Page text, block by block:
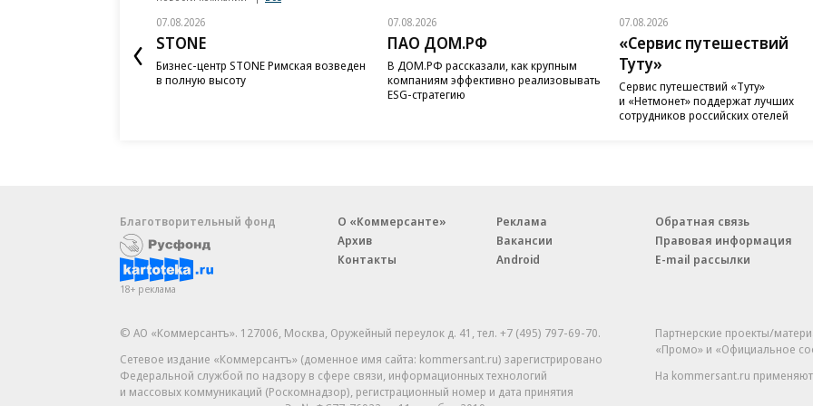
07.08.2026
STONE
Бизнес-центр STONE Римская возведен
в полную высоту
07.08.2026
ПАО ДОМ.РФ
В ДОМ.РФ рассказали, как крупным
компаниям эффективно реализовывать
ESG-стратегию
07.08.2026
«Сервис путешествий
Туту»
Сервис путешествий «Туту»
и «Нетмонет» поддержат лучших
сотрудников российских отелей
Благотворительный фонд
18+ реклама
О «Коммерсанте»
Архив
Контакты
Реклама
Вакансии
Android
Обратная связь
Правовая информация
E-mail рассылки
© АО «Коммерсантъ». 127006, Москва, Оружейный переулок д. 41,тел. +7 (495) 797-69-70.
Сетевое издание «Коммерсантъ» (доменное имя сайта: kommersant.ru) зарегистрировано
Федеральной службой по надзору в сфере связи, информационных технологий
и массовых коммуникаций (Роскомнадзор), регистрационный номер и дата принятия
Партнерские проекты/
«Промо» и «Официальное
На kommersant.ru